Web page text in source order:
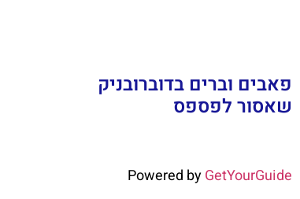
פאבים וברים בדוברובניק
שאסור לפספס
Powered byGetYourGuide